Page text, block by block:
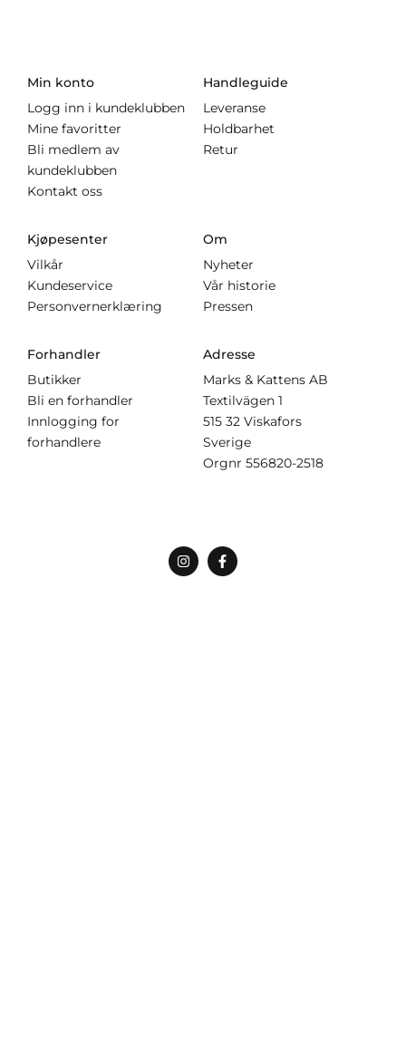
Min konto
Logg inn i kundeklubben
Mine favoritter
Bli medlem av
kundeklubben
Kontakt oss
Handleguide
Leveranse
Holdbarhet
Retur
Kjøpesenter
Vilkår
Kundeservice
Personvernerklæring
Om
Nyheter
Vår historie
Pressen
Forhandler
Butikker
Bli en forhandler
Innlogging for
forhandlere
Adresse
Marks & Kattens AB
Textilvägen 1
515 32 Viskafors
Sverige
Orgnr 556820-2518